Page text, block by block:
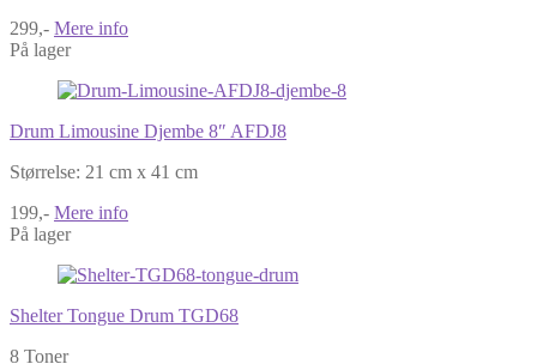
299,- Mere info
På lager
Drum Limousine Djembe 8″ AFDJ8
Størrelse: 21 cm x 41 cm
199,- Mere info
På lager
Shelter Tongue Drum TGD68
8 Toner